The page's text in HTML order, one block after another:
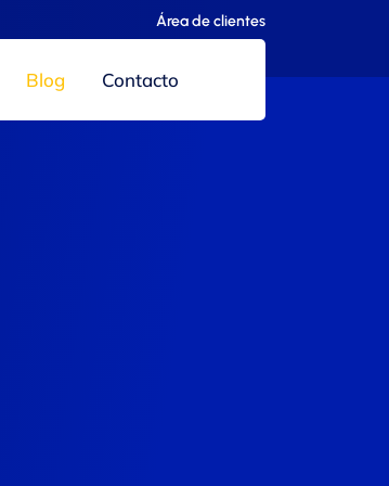
Área de clientes
Blog Contacto